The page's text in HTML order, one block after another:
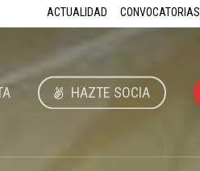
ACTUALIDAD CONVOCATORIAS
HAZTE SOCIA